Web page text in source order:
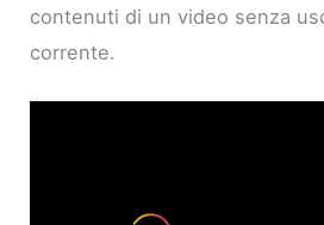
contenuti di un video senza
corrente.